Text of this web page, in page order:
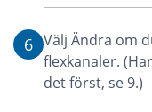
6 Välj Ändra om
flexkanaler.
det först, se 9.)